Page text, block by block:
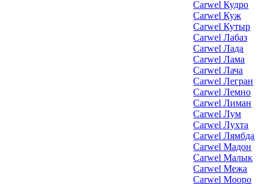
Carwel Кудро
Carwel Куж
Carwel Кутыр
Carwel Лабаз
Carwel Лада
Carwel Лама
Carwel Лача
Carwel Легран
Carwel Лемно
Carwel Лиман
Carwel Лум
Carwel Лухта
Carwel Лямбда
Carwel Мадон
Carwel Малык
Carwel Межа
Carwel Мооро